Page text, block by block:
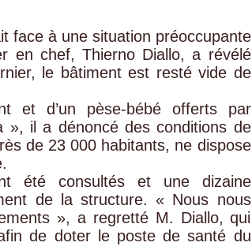
face à une situation préoccupante
en chef, Thierno Diallo, a révélé
le bâtiment est resté vide de
et d’un pèse-bébé offerts par
», il a dénoncé des conditions de
de 23 000 habitants, ne dispose
été consultés et une dizaine
de la structure. « Nous nous
», a regretté M. Diallo, qui
de doter le poste de santé du